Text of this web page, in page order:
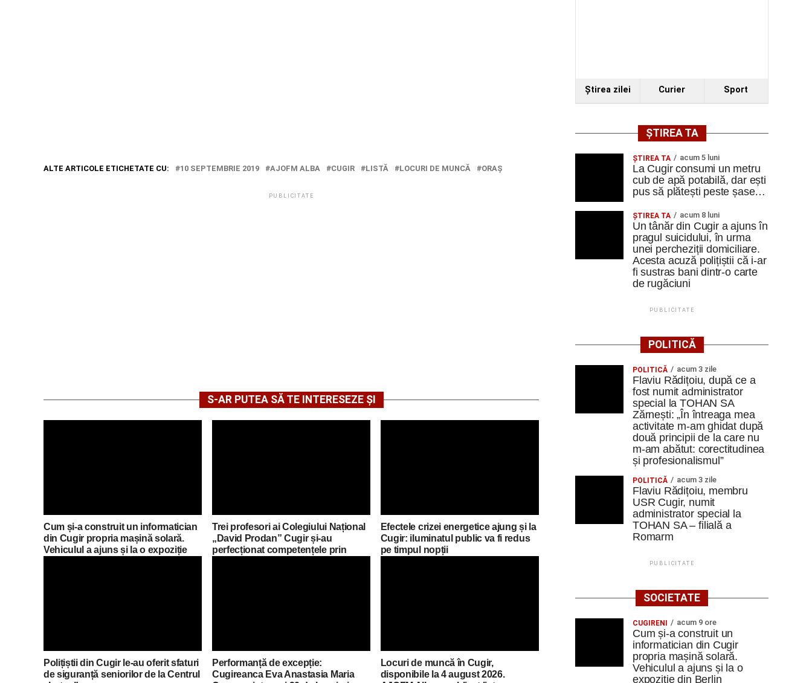
ALTE ARTICOLE ETICHETATE CU: 10 SEPTEMBRIE 2019 AJOFM ALBA CUGIR LISTĂ LOCURI DE MUNCĂ ORAŞ
PUBLICITATE
S-AR PUTEA SĂ TE INTERESEZE ȘI
Cum și-a construit un informatician
din Cugir propria mașină solară.
Vehiculul a ajuns și la o expoziție
Trei profesori ai Colegiului Național
„David Prodan” Cugir și-au
perfecționat competențele prin
Efectele crizei energetice ajung și la
Cugir: iluminatul public va fi redus
pe timpul nopții
Polițiștii din Cugir le-au oferit sfaturi
de siguranță seniorilor de la Centrul
Performanță de excepție:
Cugireanca Eva Anastasia Maria
Locuri de muncă în Cugir,
disponibile la 4 august 2026.
Ştirea zilei Curier Sport
ȘTIREA TA
ȘTIREA TA acum 5 luni
La Cugir consumi un metru
cub de apă potabilă, dar ești
pus să plătești peste șase…
ȘTIREA TA acum 8 luni
Un tânăr din Cugir a ajuns în
pragul suicidului, în urma
unei percheziții domiciliare.
Acesta acuză polițiștii că i-ar
fi sustras bani dintr-o carte
de rugăciuni
PUBLICITATE
POLITICĂ
POLITICĂ acum 3 zile
Flaviu Rădițoiu, după ce a
fost numit administrator
special la TOHAN SA
Zărnești: „În întreaga mea
activitate m-am ghidat după
două principii de la care nu
m-am abătut: corectitudinea
și profesionalismul”
POLITICĂ acum 3 zile
Flaviu Rădițoiu, membru
USR Cugir, numit
administrator special la
TOHAN SA – filială a
Romarm
PUBLICITATE
SOCIETATE
CUGIRENI acum 9 ore
Cum și-a construit un
informatician din Cugir
propria mașină solară.
Vehiculul a ajuns și la o
expoziție din Berlin